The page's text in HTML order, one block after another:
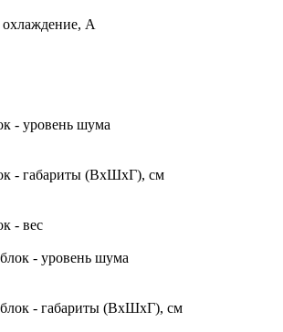
А
- уровень шума
- габариты (ВхШхГ), см
- вес
- уровень шума
- габариты (ВхШхГ), см